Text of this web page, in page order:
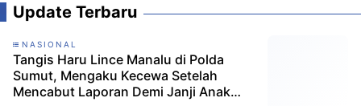
Update Terbaru
NASIONAL
Tangis Haru Lince Manalu di Polda
Sumut, Mengaku Kecewa Setelah
Mencabut Laporan Demi Janji Anak